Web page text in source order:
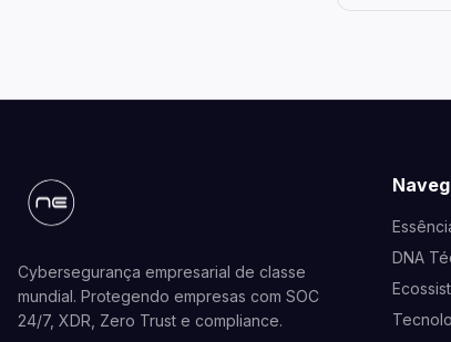
Cybersegurança empresarial de classe
mundial. Protegendo empresas com SOC
24/7, XDR, Zero Trust e compliance.
DNA